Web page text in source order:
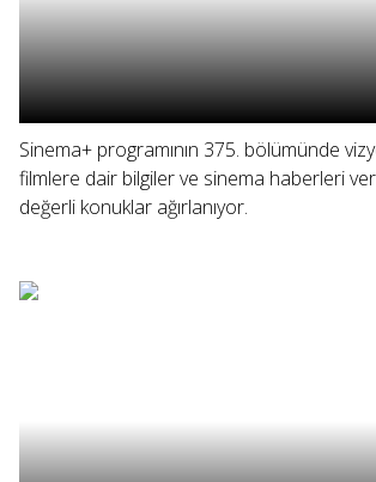
Sinema+ programının 375. bölümünde
filmlere dair bilgiler ve sinema haberleri
değerli konuklar ağırlanıyor.